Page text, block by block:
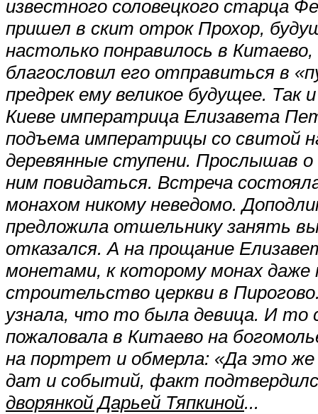
известного соловецкого старца
пришел в скит отрок Прохор,
настолько понравилось в
благословил его отправиться в
предрек ему великое будущее. Так
Киеве императрица Елизавета
подъема императрицы со свитой
деревянные ступени. Прослышав
ним повидаться. Встреча
монахом никому неведомо.
предложила отшельнику занять
отказался. А на прощание
монетами, к которому монах даже
строительство церкви в
узнала, что то была девица. И то
пожаловала в Китаево на
на портрет и обмерла: «Да это же
дат и событий, факт
дворянкой Дарьей Тяпкиной...